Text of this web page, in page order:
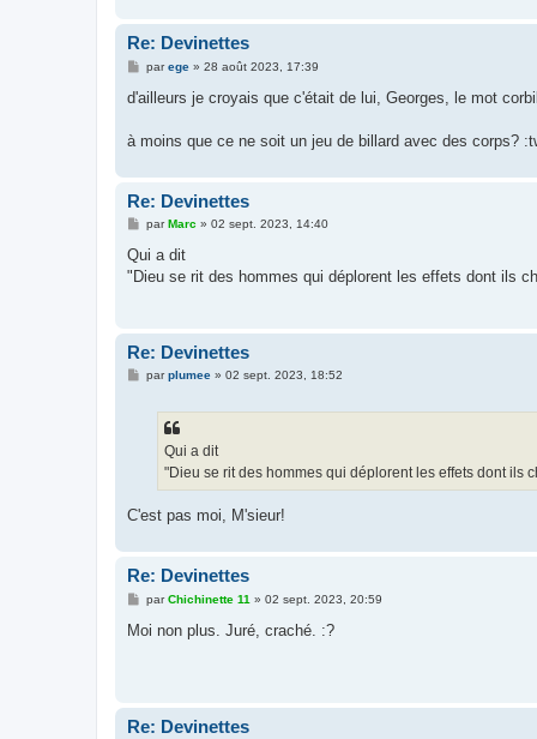
Re: Devinettes
M
s
g
parege» 28 août 2023, 17:39
d'ailleurs je croyais que c'était de lui, Georges, le mot
à moins que ce ne soit un jeu de billard avec des corps?
Re: Devinettes
M
s
a
parMarc » 02 sept. 2023, 14:40
Qui a dit
"Dieu se rit des hommes qui déplorent les effets dont ils
Re: Devinettes
Mparplumee» 02 sept. 2023, 18:52
Qui a dit
"Dieu se rit des hommes qui déplorent les effets dont ils
C'est pas moi, M'sieur!
Re: Devinettes
M
s
parChichinette 11 » 02 sept. 2023, 20:59
Moi non plus. Juré, craché. :?
Re: Devinettes